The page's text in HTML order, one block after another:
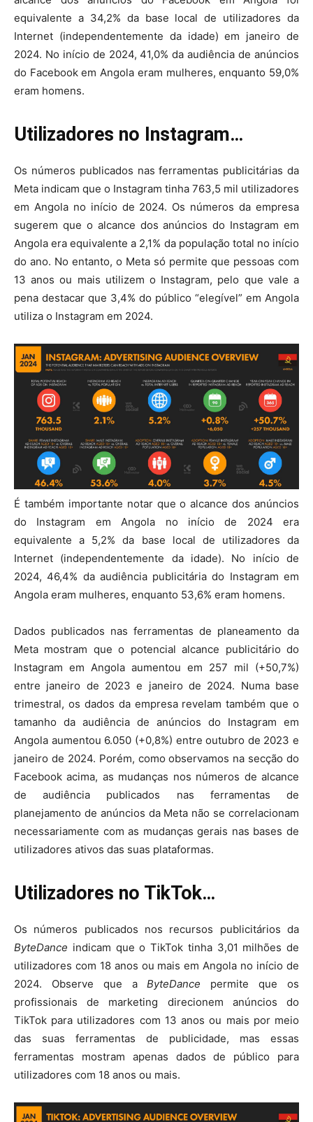
equivalente a 34,2% da base local de utilizadores da
Internet (independentemente da idade) em janeiro de
2024. No início de 2024, 41,0% da audiência de anúncios
do Facebook em Angola eram mulheres, enquanto 59,0%
eram homens.
Utilizadores no Instagram…
Os números publicados nas ferramentas publicitárias da
Meta indicam que o Instagram tinha 763,5 mil utilizadores
em Angola no início de 2024. Os números da empresa
sugerem que o alcance dos anúncios do Instagram em
Angola era equivalente a 2,1% da população total no início
do ano. No entanto, o Meta só permite que pessoas com
13 anos ou mais utilizem o Instagram, pelo que vale a
pena destacar que 3,4% do público “elegível” em Angola
utiliza o Instagram em 2024.
É também importante notar que o alcance dos anúncios
do Instagram em Angola no início de 2024 era
equivalente a 5,2% da base local de utilizadores da
Internet (independentemente da idade). No início de
2024, 46,4% da audiência publicitária do Instagram em
Angola eram mulheres, enquanto 53,6% eram homens.
Dados publicados nas ferramentas de planeamento da
Meta mostram que o potencial alcance publicitário do
Instagram em Angola aumentou em 257 mil (+50,7%)
entre janeiro de 2023 e janeiro de 2024. Numa base
trimestral, os dados da empresa revelam também que o
tamanho da audiência de anúncios do Instagram em
Angola aumentou 6.050 (+0,8%) entre outubro de 2023 e
janeiro de 2024. Porém, como observamos na secção do
Facebook acima, as mudanças nos números de alcance
de audiência publicados nas ferramentas de
planejamento de anúncios da Meta não se correlacionam
necessariamente com as mudanças gerais nas bases de
utilizadores ativos das suas plataformas.
Utilizadores no TikTok…
Os números publicados nos recursos publicitários da
ByteDance indicam que o TikTok tinha 3,01 milhões de
utilizadores com 18 anos ou mais em Angola no início de
2024. Observe que aByteDance permite que os
profissionais de marketing direcionem anúncios do
TikTok para utilizadores com 13 anos ou mais por meio
das suas ferramentas de publicidade, mas essas
ferramentas mostram apenas dados de público para
utilizadores com 18 anos ou mais.